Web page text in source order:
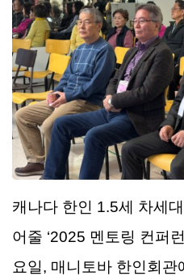
캐나다 한인 1.5세 차세
어줄 ‘2025 멘토링 컨퍼
요일, 매니토바 한인회관